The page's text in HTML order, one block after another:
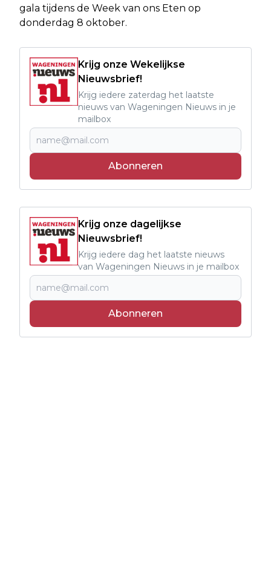
gala tijdens de Week van ons Eten op
donderdag 8 oktober.
Krijg onze Wekelijkse
Nieuwsbrief!
Krijg iedere zaterdag het laatste
nieuws van Wageningen Nieuws in je
mailbox
Abonneren
Krijg onze dagelijkse
Nieuwsbrief!
Krijg iedere dag het laatste nieuws
van Wageningen Nieuws in je mailbox
Abonneren